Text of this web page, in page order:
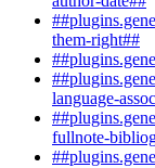
them-right##
language-
fullnote-